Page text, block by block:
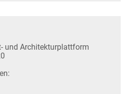
und Architekturplattform